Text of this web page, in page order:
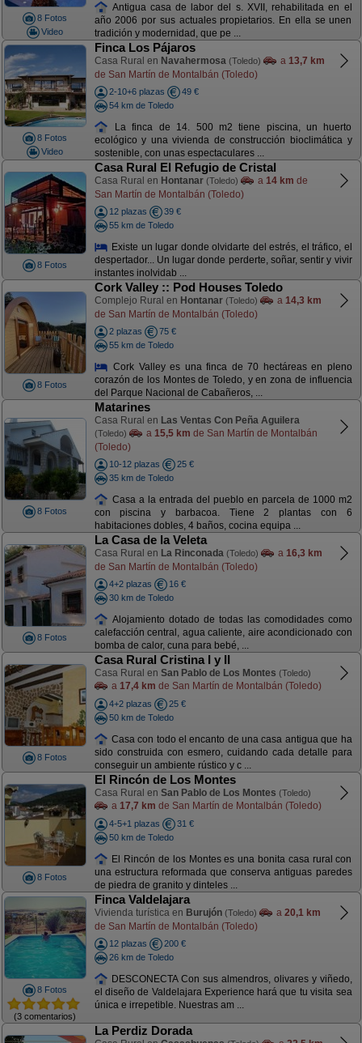
8 Fotos
Video
Antigua casa de labor del s. XVII, rehabilitada en el
año 2006 por sus actuales propietarios. En ella se unen
tradición y modernidad, que pe ...
8 Fotos
Video
Finca Los Pájaros
Casa Rural en Navahermosa (Toledo) a 13,7 km
de San Martín de Montalbán (Toledo)
2-10+6 plazas
49 €
54 km de Toledo
La finca de 14. 500 m2 tiene piscina, un huerto
ecológico y una vivienda de construcción bioclimática y
sostenible, con unas espectaculares ...
8 Fotos
Casa Rural El Refugio de Cristal
Casa Rural en Hontanar (Toledo) a 14 km de
San Martín de Montalbán (Toledo)
12 plazas
39 €
55 km de Toledo
Existe un lugar donde olvidarte del estrés, el tráfico, el
despertador... Un lugar donde perderte, soñar, sentir y vivir
instantes inolvidab ...
8 Fotos
Cork Valley :: Pod Houses Toledo
Complejo Rural en Hontanar (Toledo) a 14,3 km
de San Martín de Montalbán (Toledo)
2 plazas
75 €
55 km de Toledo
Cork Valley es una finca de 70 hectáreas en pleno
corazón de los Montes de Toledo, y en zona de influencia
del Parque Nacional de Cabañeros, ...
8 Fotos
Matarines
Casa Rural en Las Ventas Con Peña Aguilera
(Toledo) a 15,5 km de San Martín de Montalbán
(Toledo)
10-12 plazas
25 €
35 km de Toledo
Casa a la entrada del pueblo en parcela de 1000 m2
con piscina y barbacoa. Tiene 2 plantas con 6
habitaciones dobles, 4 baños, cocina equipa ...
8 Fotos
La Casa de la Veleta
Casa Rural en La Rinconada (Toledo) a 16,3 km
de San Martín de Montalbán (Toledo)
4+2 plazas
16 €
30 km de Toledo
Alojamiento dotado de todas las comodidades como
calefacción central, agua caliente, aire acondicionado con
bomba de calor, cuna para bebé, ...
8 Fotos
Casa Rural Cristina I y II
Casa Rural en San Pablo de Los Montes (Toledo)
a 17,4 km de San Martín de Montalbán (Toledo)
4+2 plazas
25 €
50 km de Toledo
Casa con todo el encanto de una casa antigua que ha
sido construida con esmero, cuidando cada detalle para
conseguir un ambiente rústico y c ...
8 Fotos
El Rincón de Los Montes
Casa Rural en San Pablo de Los Montes (Toledo)
a 17,7 km de San Martín de Montalbán (Toledo)
4-5+1 plazas
31 €
50 km de Toledo
El Rincón de los Montes es una bonita casa rural con
una estructura reformada que conserva antiguas paredes
de piedra de granito y dinteles ...
8 Fotos
(3 comentarios)
Finca Valdelajara
Vivienda turística en Burujón (Toledo) a 20,1 km
de San Martín de Montalbán (Toledo)
12 plazas
200 €
26 km de Toledo
DESCONECTA Con sus almendros, olivares y viñedo,
el diseño de Valdelajara Experience hará que tu visita sea
única e irrepetible. Nuestras am ...
La Perdiz Dorada